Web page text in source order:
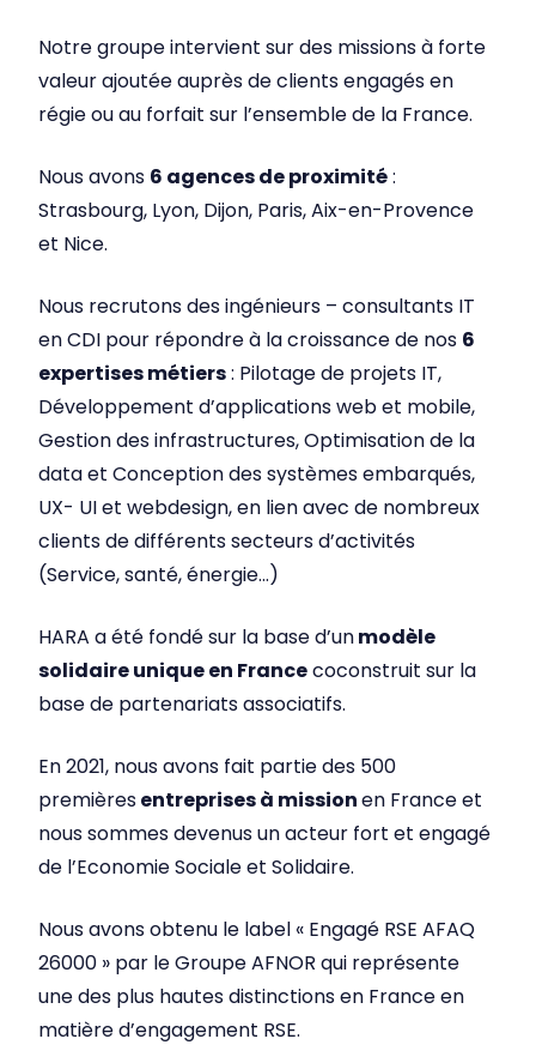
Notre groupe intervient sur des missions à forte
valeur ajoutée auprès de clients engagés en
régie ou au forfait sur l’ensemble de la France.
Nous avons 6 agences de proximité:
Strasbourg, Lyon, Dijon, Paris, Aix-en-Provence
et Nice.
Nous recrutons des ingénieurs – consultants IT
en CDI pour répondre à la croissance de nos 6
expertises métiers: Pilotage de projets IT,
Développement d’applications web et mobile,
Gestion des infrastructures, Optimisation de la
data et Conception des systèmes embarqués,
UX- UI et webdesign, en lien avec de nombreux
clients de différents secteurs d’activités
(Service, santé, énergie…)
HARA a été fondé sur la base d’unmodèle
solidaire unique en Francecoconstruit sur la
base de partenariats associatifs.
En 2021, nous avons fait partie des 500
premièresentreprises à missionen France et
nous sommes devenus un acteur fort et engagé
de l’Economie Sociale et Solidaire.
Nous avons obtenu le label « Engagé RSE AFAQ
26000 » par le Groupe AFNOR qui représente
une des plus hautes distinctions en France en
matière d’engagement RSE.